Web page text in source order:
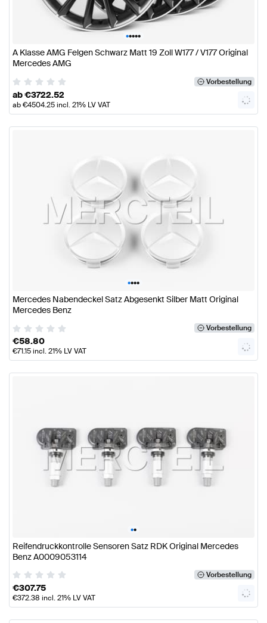
•••••
A Klasse AMG Felgen Schwarz Matt 19 Zoll W177 / V177 Original
Mercedes AMG
Vorbestellung
ab€3722.52
ab€4504.25incl. 21% LV VAT
••••
Mercedes Nabendeckel Satz Abgesenkt Silber Matt Original
Mercedes Benz
Vorbestellung
€58.80
€71.15incl. 21% LV VAT
••
Reifendruckkontrolle Sensoren Satz RDK Original Mercedes
Benz A0009053114
Vorbestellung
€307.75
€372.38 incl. 21% LV VAT